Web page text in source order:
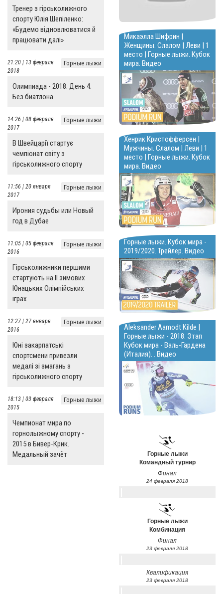
Тренер з гірськолижного
спорту Юлія Шепіленко:
«Будемо відновлюватися й
працювати далі»
Горные лыжи
21:20 | 13 февраля
2018
Олимпиада - 2018. День 4.
Без биатлона
Горные лыжи
14:26 | 08 февраля
2017
В Швейцарії стартує
чемпіонат світу з
гірськолижного спорту
Горные лыжи
11:56 | 20 января
2017
Ирония судьбы или Новый
год в Дубае
Горные лыжи
11:05 | 05 февраля
2016
Гірськолижники першими
стартують на II зимових
Юнацьких Олімпійських
іграх
Горные лыжи
12:27 | 27 января
2016
Юні закарпатські
спортсмени привезли
медалі зі змагань з
гірськолижного спорту
Горные лыжи
18:13 | 03 февраля
2015
Чемпионат мира по
горнолыжному спорту -
2015 в Бивер-Крик.
Медальный зачёт
Микаэлла Шифрин |
Женщины. Слалом | Леви | 1
место | Горные лыжи. Кубок
мира. Видео
Хенрик Кристофферсен |
Мужчины. Слалом | Леви | 1
место | Горные лыжи. Кубок
мира. Видео
Горные лыжи. Кубок мира -
2019/2020. Трейлер. Видео
Aleksander Aamodt Kilde |
Горные лыжи - 2018. Этап
Кубок мира - Валь-Гардена
(Италия). . Видео
Горные лыжи
Командный турнир
Финал
24 февраля 2018
Горные лыжи
Комбинация
Финал
23 февраля 2018
Квалификация
23 февраля 2018